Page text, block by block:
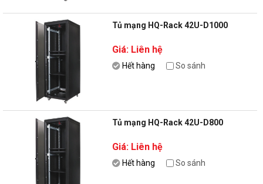
Tủ mạng HQ-Rack 42U-D1000
Giá: Liên hệ
Hết hàng So sánh
Tủ mạng HQ-Rack 42U-D800
Giá: Liên hệ
Hết hàng So sánh